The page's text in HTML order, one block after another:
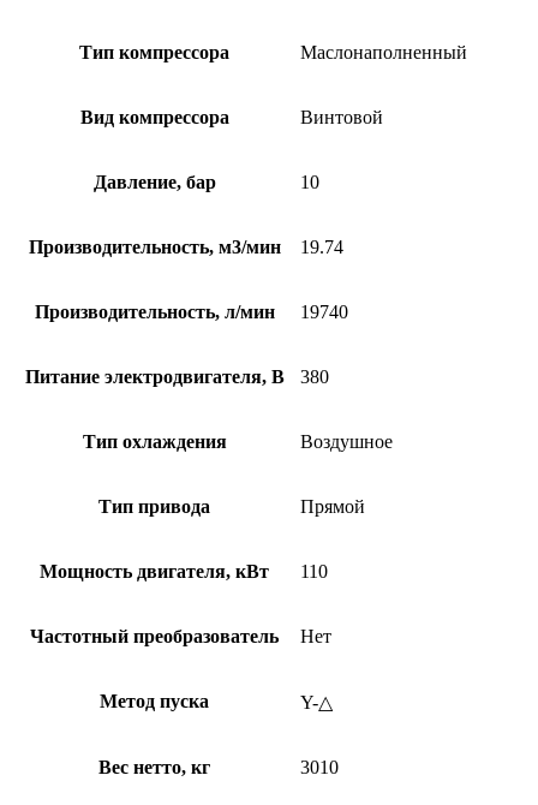
Тип компрессора Маслонаполненный
Вид компрессора Винтовой
Давление, бар 10
Производительность, м3/мин 19.74
Производительность, л/мин 19740
Питание электродвигателя, В 380
Тип охлаждения Воздушное
Тип привода Прямой
Мощность двигателя, кВт 110
Частотный преобразователь Нет
Метод пуска Y-△
Вес нетто, кг 3010